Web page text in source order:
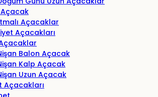
Açacaklar
Açacakları
Balon Açacak
Kalp Açacak
Uzun Açacak
Açacakları